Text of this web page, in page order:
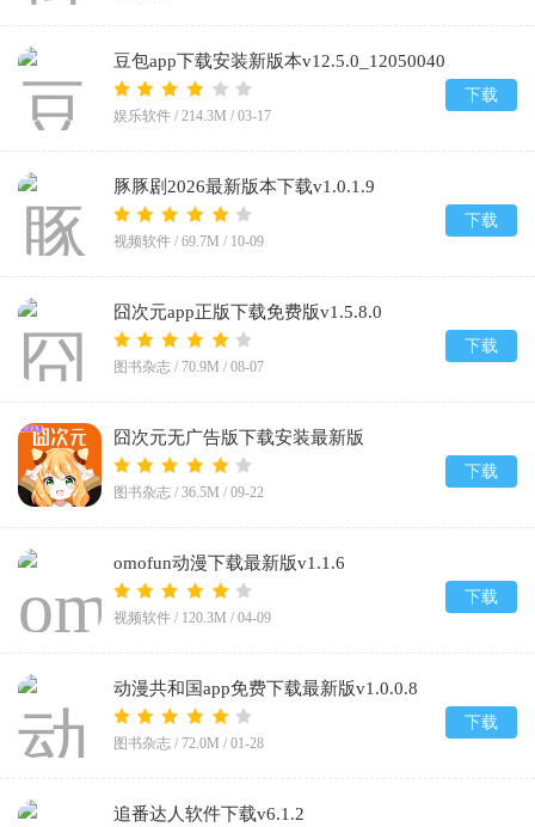
豆包app下载安装新版本v12.5.0_12050040
娱乐软件 / 214.3M / 03-17
下载
豚豚剧2026最新版本下载v1.0.1.9
视频软件 / 69.7M / 10-09
下载
囧次元app正版下载免费版v1.5.8.0
图书杂志 / 70.9M / 08-07
下载
囧次元无广告版下载安装最新版
2026v1.5.8.0
图书杂志 / 36.5M / 09-22
下载
omofun动漫下载最新版v1.1.6
视频软件 / 120.3M / 04-09
下载
动漫共和国app免费下载最新版v1.0.0.8
图书杂志 / 72.0M / 01-28
下载
追番达人软件下载v6.1.2